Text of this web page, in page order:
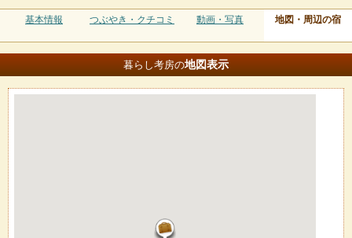
基本情報 つぶやき・クチコミ 動画・写真 地図・周辺の宿
暮らし考房の地図表示